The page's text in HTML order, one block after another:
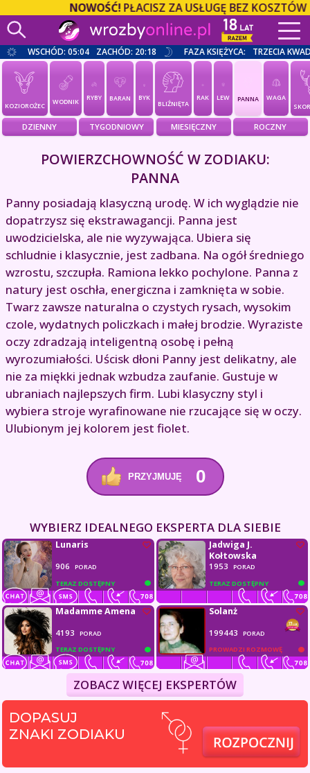
NOWOŚĆ!PŁACISZ ZA USŁUGĘ BEZ KOSZTÓW
WSCHÓD: 05:04 ZACHÓD: 20:18 FAZA KSIĘŻYCA: TRZECIA
KOZIOROŻEC WODNIK RYBY BARAN BYK
BLIŹNIĘTA
RAK LEW PANNA
WAGA
DZIENNY TYGODNIOWY MIESIĘCZNY ROCZNY
POWIERZCHOWNOŚĆ W ZODIAKU:
PANNA
Panny posiadają klasyczną urodę. W ich wyglądzie nie
dopatrzysz się ekstrawagancji. Panna jest
uwodzicielska, ale nie wyzywająca. Ubiera się
schludnie i klasycznie, jest zadbana. Na ogół średniego
wzrostu, szczupła. Ramiona lekko pochylone. Panna z
natury jest oschła, energiczna i zamknięta w sobie.
Twarz zawsze naturalna o czystych rysach, wysokim
czole, wydatnych policzkach i małej brodzie. Wyraziste
oczy zdradzają inteligentną osobę i pełną
wyrozumiałości. Uścisk dłoni Panny jest delikatny, ale
nie za miękki jednak wzbudza zaufanie. Gustuje w
ubraniach najlepszych firm. Lubi klasyczny styl i
wybiera stroje wyrafinowane nie rzucające się w oczy.
Ulubionym jej kolorem jest fiolet.
PRZYJMUJĘ 0
WYBIERZ IDEALNEGO EKSPERTA DLA SIEBIE
TERAZ DOSTĘPNY
Lunaris
906
PORAD
TERAZ DOSTĘPNY
Jadwiga J.
Kołtowska
1953 PORAD
TERAZ DOSTĘPNY
Madamme Amena
4193
PORAD
PROWADZI ROZMOWĘ
Solanż
199443 PORAD
ZOBACZ WIĘCEJ EKSPERTÓW
DOPASUJ
ZNAKI ZODIAKU